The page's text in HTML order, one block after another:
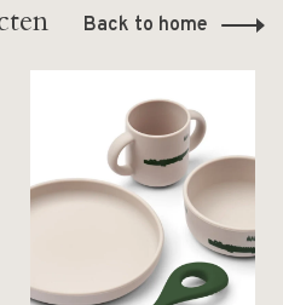
Back to home